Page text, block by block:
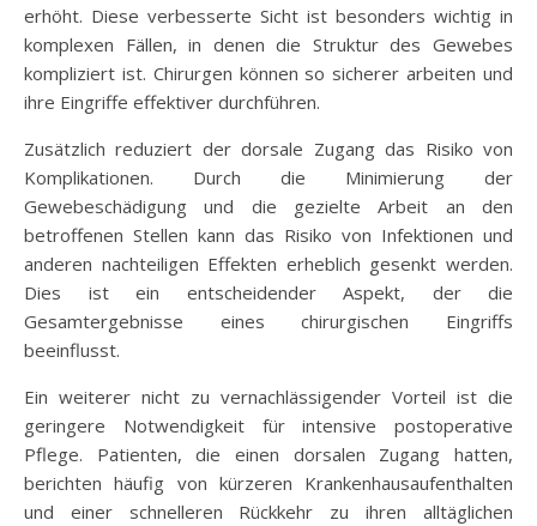
erhöht. Diese verbesserte Sicht ist besonders wichtig in
komplexen Fällen, in denen die Struktur des Gewebes
kompliziert ist. Chirurgen können so sicherer arbeiten und
ihre Eingriffe effektiver durchführen.
Zusätzlich reduziert der dorsale Zugang das Risiko von
Komplikationen. Durch die Minimierung der
Gewebeschädigung und die gezielte Arbeit an den
betroffenen Stellen kann das Risiko von Infektionen und
anderen nachteiligen Effekten erheblich gesenkt werden.
Dies ist ein entscheidender Aspekt, der die
Gesamtergebnisse eines chirurgischen Eingriffs
beeinflusst.
Ein weiterer nicht zu vernachlässigender Vorteil ist die
geringere Notwendigkeit für intensive postoperative
Pflege. Patienten, die einen dorsalen Zugang hatten,
berichten häufig von kürzeren Krankenhausaufenthalten
und einer schnelleren Rückkehr zu ihren alltäglichen